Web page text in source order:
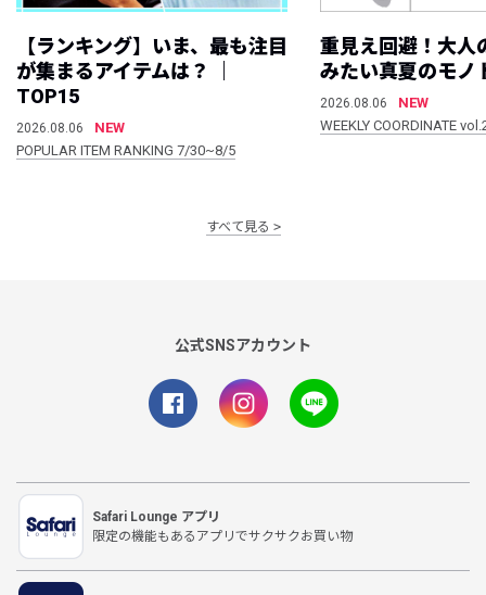
【ランキング】いま、最も注目
が集まるアイテムは？ ｜
TOP15
2026.08.06
NEW
POPULAR ITEM RANKING 7/30~8/5
重見え回避！大人
みたい真夏のモノ
2026.08.06
NEW
WEEKLY COORDINATE
すべて見る
公式SNSアカウント
Safari Lounge アプリ
限定の機能もあるアプリでサクサクお買い物